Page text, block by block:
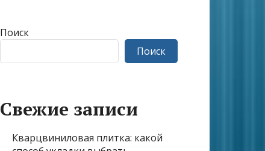
Поиск
Поиск
Свежие записи
Кварцвиниловая плитка: какой